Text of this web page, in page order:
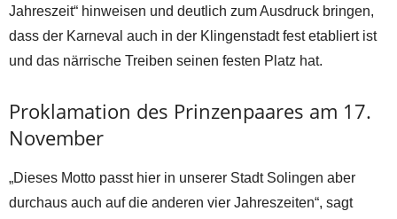
Jahreszeit“ hinweisen und deutlich zum Ausdruck bringen,
dass der Karneval auch in der Klingenstadt fest etabliert ist
und das närrische Treiben seinen festen Platz hat.
Proklamation des Prinzenpaares am 17.
November
„Dieses Motto passt hier in unserer Stadt Solingen aber
durchaus auch auf die anderen vier Jahreszeiten“, sagt